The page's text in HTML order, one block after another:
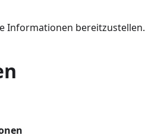
Informationen bereitzustellen.